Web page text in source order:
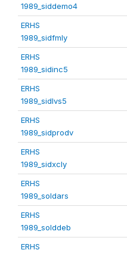
1989_siddemo4
ERHS
1989_sidfmly
ERHS
1989_sidinc5
ERHS
1989_sidlvs5
ERHS
1989_sidprodv
ERHS
1989_sidxcly
ERHS
1989_soldars
ERHS
1989_solddeb
ERHS